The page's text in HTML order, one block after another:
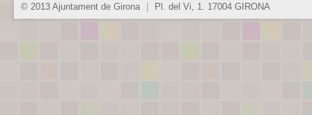
© 2013 Ajuntament de Girona Pl. del Vi, 1. 17004 GIRONA